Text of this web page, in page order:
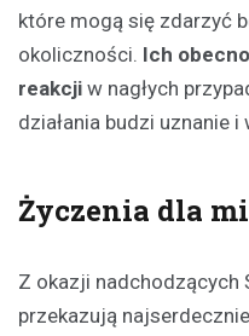
które mogą się zdarzyć
okoliczności. Ich
reakcji w nagłych
działania budzi uznanie
Życzenia dla
Z okazji nadchodzących
przekazują